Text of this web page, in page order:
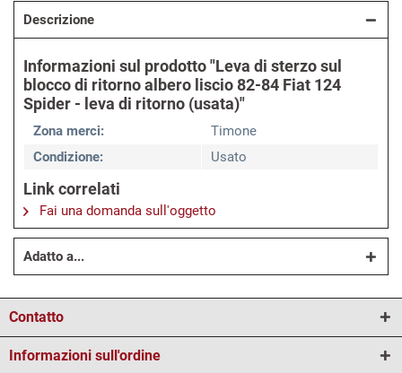
Descrizione
Informazioni sul prodotto "Leva di sterzo sul
blocco di ritorno albero liscio 82-84 Fiat 124
Spider - leva di ritorno (usata)"
Zona merci:
Timone
Condizione:
Usato
Link correlati
Fai una domanda sull'oggetto
Adatto a...
Contatto
Informazioni sull'ordine